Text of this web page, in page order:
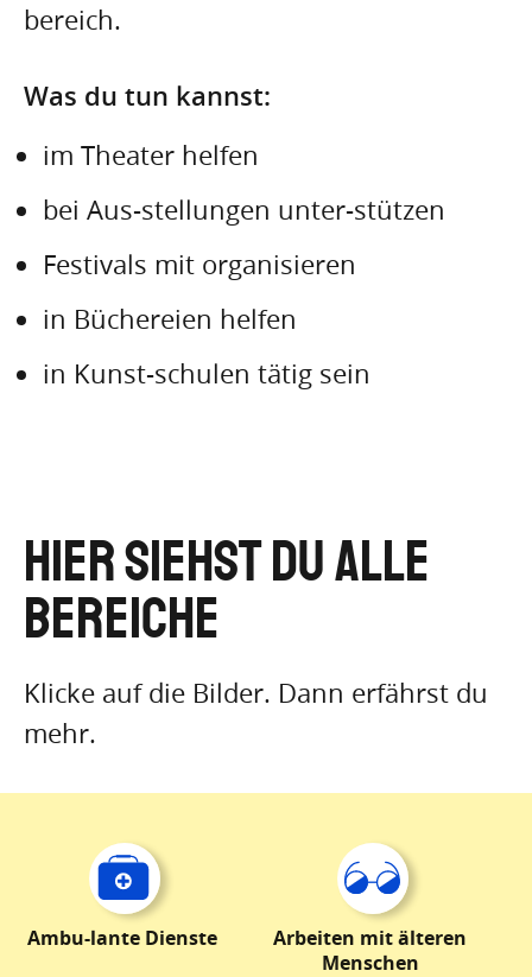
bereich.
Was du tun kannst:
im Theater helfen
bei Aus-stellungen unter-stützen
Festivals mit organisieren
in Büchereien helfen
in Kunst-schulen tätig sein
Hier siehst du alle
Bereiche
Klicke auf die Bilder. Dann erfährst du
mehr.
Ambu-lante Dienste
Arbeiten mit älteren
Menschen